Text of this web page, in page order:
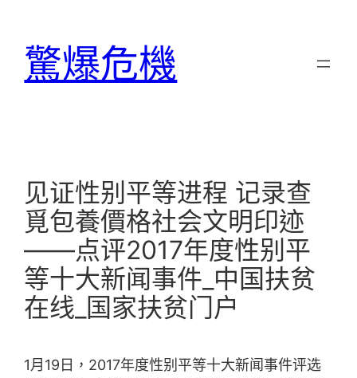
驚爆危機
见证性别平等进程 记录查
覓包養價格社会文明印迹
——点评2017年度性别平
等十大新闻事件_中国扶贫
在线_国家扶贫门户
1月19日，2017年度性别平等十大新闻事件评选